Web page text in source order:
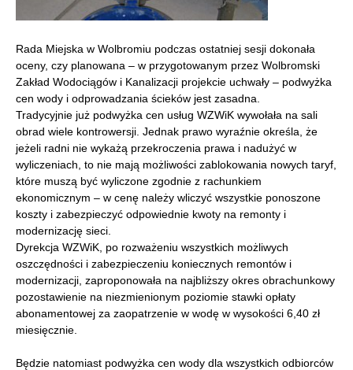
Rada Miejska w Wolbromiu podczas ostatniej sesji dokonała
oceny, czy planowana – w przygotowanym przez Wolbromski
Zakład Wodociągów i Kanalizacji projekcie uchwały – podwyżka
cen wody i odprowadzania ścieków jest zasadna.
Tradycyjnie już podwyżka cen usług WZWiK wywołała na sali
obrad wiele kontrowersji. Jednak prawo wyraźnie określa, że
jeżeli radni nie wykażą przekroczenia prawa i nadużyć w
wyliczeniach, to nie mają możliwości zablokowania nowych taryf,
które muszą być wyliczone zgodnie z rachunkiem
ekonomicznym – w cenę należy wliczyć wszystkie ponoszone
koszty i zabezpieczyć odpowiednie kwoty na remonty i
modernizację sieci.
Dyrekcja WZWiK, po rozważeniu wszystkich możliwych
oszczędności i zabezpieczeniu koniecznych remontów i
modernizacji, zaproponowała na najbliższy okres obrachunkowy
pozostawienie na niezmienionym poziomie stawki opłaty
abonamentowej za zaopatrzenie w wodę w wysokości 6,40 zł
miesięcznie.
Będzie natomiast podwyżka cen wody dla wszystkich odbiorców